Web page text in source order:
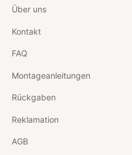
Über uns
Kontakt
FAQ
Montageanleitungen
Rückgaben
Reklamation
AGB